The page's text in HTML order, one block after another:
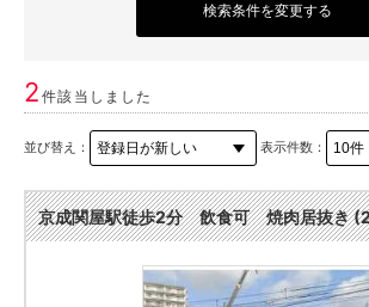
検索条件を変更する
2件該当しました
並び替え： 表示件数：
京成関屋駅徒歩2分 飲食可 焼肉居抜き